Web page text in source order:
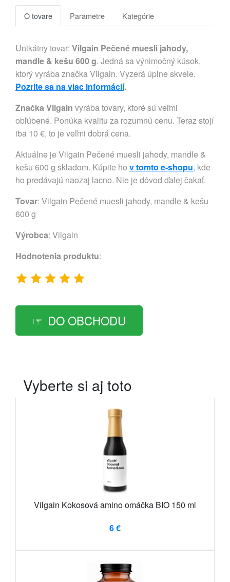
O tovare Parametre Kategórie
Unikátny tovar: Vilgain Pečené muesli jahody,
mandle & kešu 600 g. Jedná sa výnimočný kúsok,
ktorý vyrába značka Vilgain. Vyzerá úplne skvele.
Pozrite sa na viac informácií.
Značka Vilgain vyrába tovary, ktoré sú veľmi
obľúbené. Ponúka kvalitu za rozumnú cenu. Teraz stojí
iba 10 €, to je veľmi dobrá cena.
Aktuálne je Vilgain Pečené muesli jahody, mandle &
kešu 600 g skladom. Kúpite ho v tomto e-shopu, kde
ho predávajú naozaj lacno. Nie je dôvod ďalej čakať.
Tovar: Vilgain Pečené muesli jahody, mandle & kešu
600 g
Výrobca: Vilgain
Hodnotenia produktu:
DO OBCHODU
Vyberte si aj toto
Vilgain Kokosová amino omáčka BIO 150 ml
6 €